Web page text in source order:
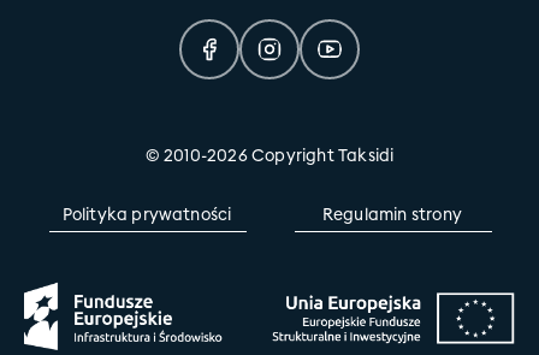
© 2010-2026 Copyright Taksidi
Polityka prywatności Regulamin strony